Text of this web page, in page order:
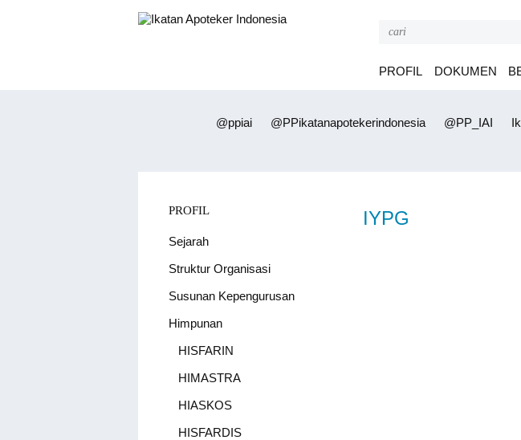
PROFIL DOKUMEN
@ppiai @PPikatanapotekerindonesia @PP_IAI
PROFIL
Sejarah
Struktur Organisasi
Susunan Kepengurusan
Himpunan
HISFARIN
HIMASTRA
HIASKOS
HISFARDIS
IYPG